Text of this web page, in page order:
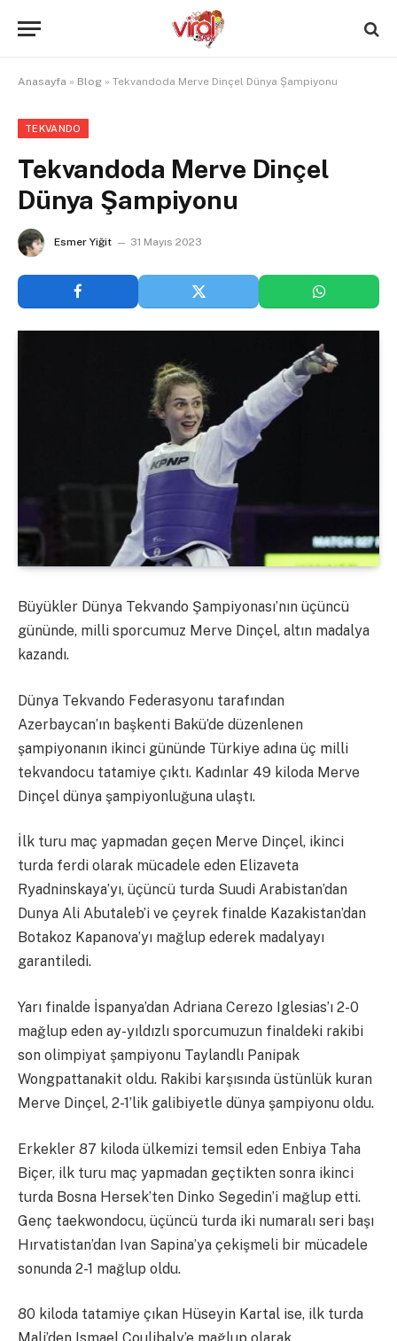
Anasayfa » Blog » Tekvandoda Merve Dinçel Dünya Şampiyonu
TEKVANDO
Tekvandoda Merve Dinçel
Dünya Şampiyonu
Esmer Yiğit 31 Mayıs 2023
Büyükler Dünya Tekvando Şampiyonası’nın üçüncü
gününde, milli sporcumuz Merve Dinçel, altın madalya
kazandı.
Dünya Tekvando Federasyonu tarafından
Azerbaycan’ın başkenti Bakü’de düzenlenen
şampiyonanın ikinci gününde Türkiye adına üç milli
tekvandocu tatamiye çıktı. Kadınlar 49 kiloda Merve
Dinçel dünya şampiyonluğuna ulaştı.
İlk turu maç yapmadan geçen Merve Dinçel, ikinci
turda ferdi olarak mücadele eden Elizaveta
Ryadninskaya’yı, üçüncü turda Suudi Arabistan’dan
Dunya Ali Abutaleb’i ve çeyrek finalde Kazakistan’dan
Botakoz Kapanova’yı mağlup ederek madalyayı
garantiledi.
Yarı finalde İspanya’dan Adriana Cerezo Iglesias’ı 2-0
mağlup eden ay-yıldızlı sporcumuzun finaldeki rakibi
son olimpiyat şampiyonu Taylandlı Panipak
Wongpattanakit oldu. Rakibi karşısında üstünlük kuran
Merve Dinçel, 2-1’lik galibiyetle dünya şampiyonu oldu.
Erkekler 87 kiloda ülkemizi temsil eden Enbiya Taha
Biçer, ilk turu maç yapmadan geçtikten sonra ikinci
turda Bosna Hersek’ten Dinko Segedin’i mağlup etti.
Genç taekwondocu, üçüncü turda iki numaralı seri başı
Hırvatistan’dan Ivan Sapina’ya çekişmeli bir mücadele
sonunda 2-1 mağlup oldu.
80 kiloda tatamiye çıkan Hüseyin Kartal ise, ilk turda